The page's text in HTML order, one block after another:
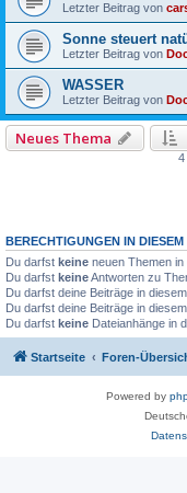
Letzter Beitrag von
Sonne steuert
Letzter Beitrag von
WASSER
Letzter Beitrag von
Neues Thema
4
BERECHTIGUNGEN IN
Du darfst keine neuen Themen in
Du darfst keineAntworten zu
Du darfst deine Beiträge in
Du darfst deine Beiträge in
Du darfst keine Dateianhänge in
Startseite Foren-
Powered by